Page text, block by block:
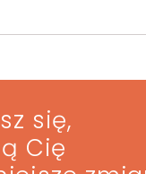
się,
Cię